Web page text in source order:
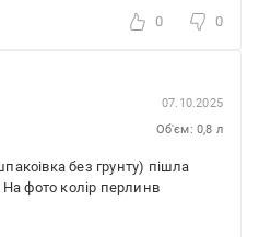
0 0
07.10.2025
Об'єм: 0,8 л
без грунту) пішла
На фото колір перлинв